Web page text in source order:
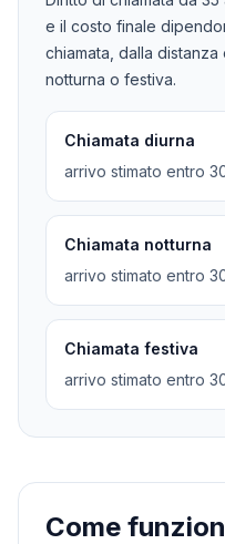
e il costo finale
chiamata, dalla
notturna o festiva.
Chiamata diurna
arrivo stimato entro
Chiamata notturna
arrivo stimato entro
Chiamata festiva
arrivo stimato entro
Come